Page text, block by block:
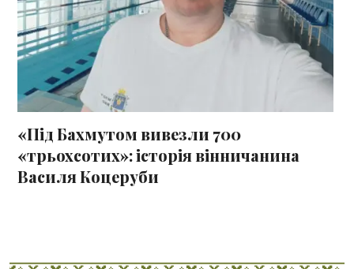
«Під Бахмутом вивезли 700
«трьохсотих»: історія вінничанина
Василя Коцеруби